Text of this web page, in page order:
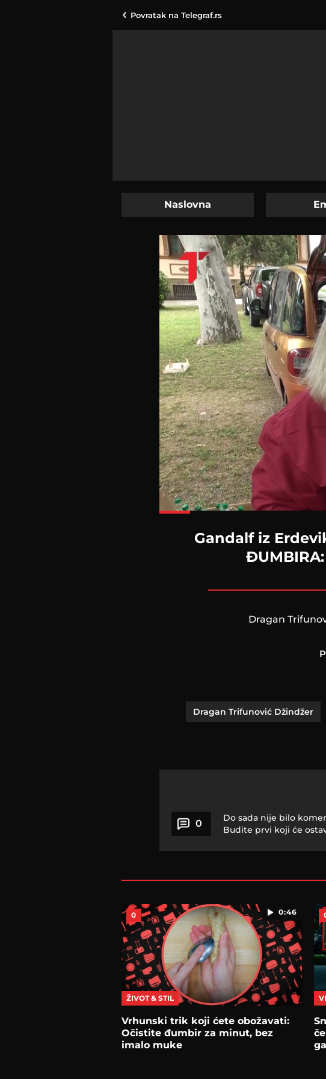
Povratak na Telegraf.rs
Naslovna
Gandalf iz
Dragan
Dragan Trifunović Džindžer
0
Do sada nije bilo
Budite prvi koji će
0:46
0
ŽIVOT & STIL
Vrhunski trik koji ćete obožavati:
Očistite đumbir za minut, bez
imalo muke